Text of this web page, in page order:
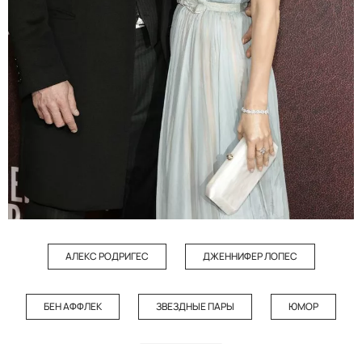
АЛЕКС РОДРИГЕС ДЖЕННИФЕР ЛОПЕС
БЕН АФФЛЕК ЗВЕЗДНЫЕ ПАРЫ ЮМОР